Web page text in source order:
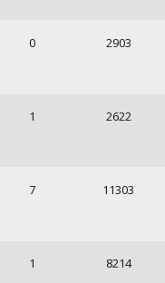
0 2903
1 2622
7 11303
1 8214